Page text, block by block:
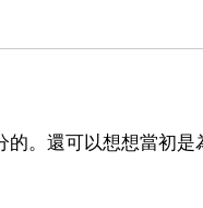
。還可以想想當初是